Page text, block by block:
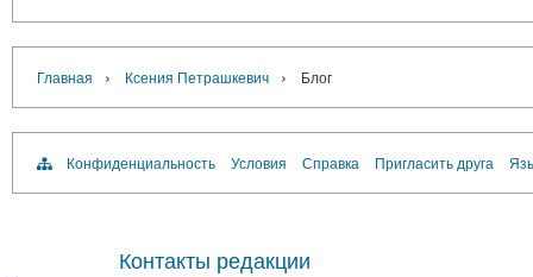
Главная › Ксения Петрашкевич › Блог
Конфиденциальность Условия Справка Пригласить друга
Контакты редакции